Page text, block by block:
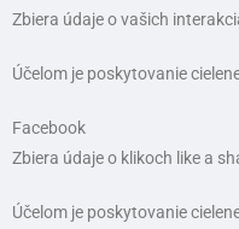
Zbiera údaje o vašich
Účelom je poskytovanie
Facebook
Zbiera údaje o klikoch like a
Účelom je poskytovanie